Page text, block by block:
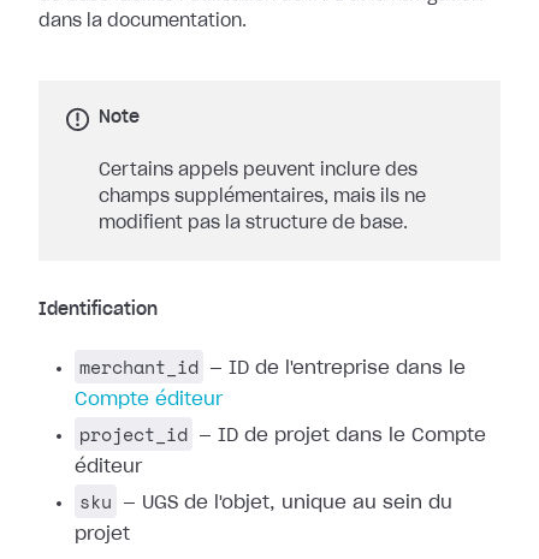
dans la documentation.
Note
Certains appels peuvent inclure des
champs supplémentaires, mais ils ne
modifient pas la structure de base.
Identification
merchant_id
— ID de l'entreprise dans le
Compte éditeur
project_id
— ID de projet dans le Compte
éditeur
sku
— UGS de l'objet, unique au sein du
projet